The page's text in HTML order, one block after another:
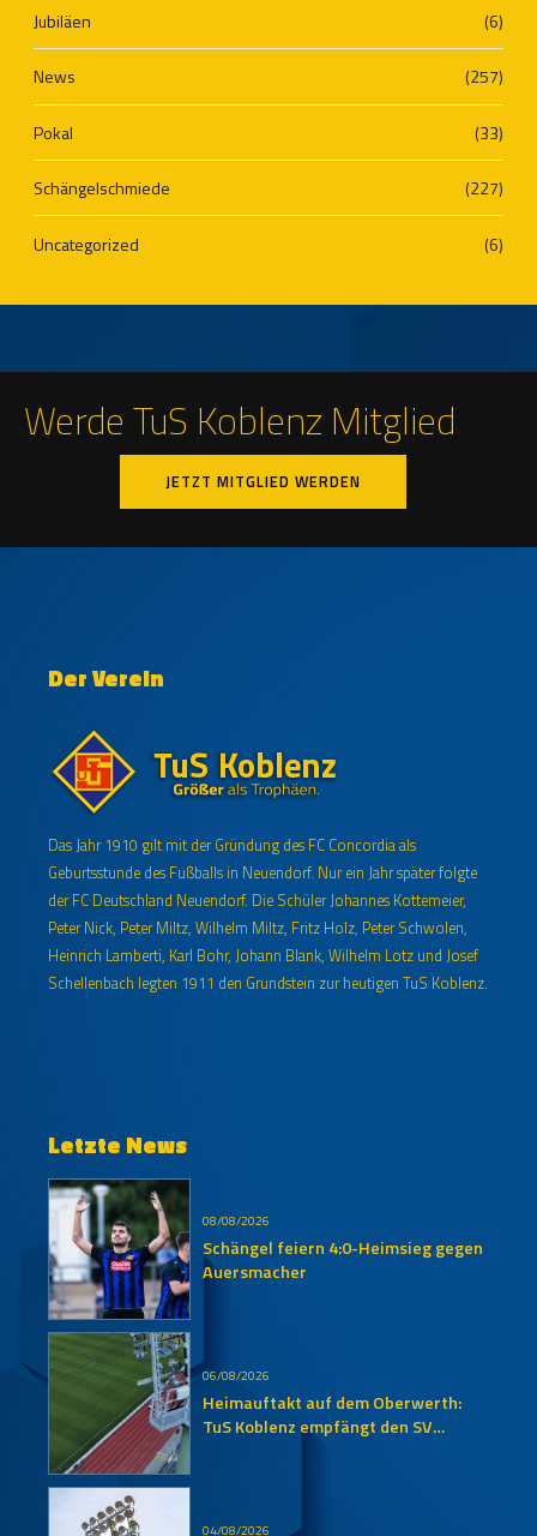
Jubiläen (6)
News (257)
Pokal (33)
Schängelschmiede (227)
Uncategorized (6)
Werde TuS Koblenz Mitglied
JETZT MITGLIED WERDEN
Der Verein
Das Jahr 1910 gilt mit der Gründung des FC Concordia als
Geburtsstunde des Fußballs in Neuendorf. Nur ein Jahr später folgte
der FC Deutschland Neuendorf. Die Schüler Johannes Kottemeier,
Peter Nick, Peter Miltz, Wilhelm Miltz, Fritz Holz, Peter Schwolen,
Heinrich Lamberti, Karl Bohr, Johann Blank, Wilhelm Lotz und Josef
Schellenbach legten 1911 den Grundstein zur heutigen TuS Koblenz.
Letzte News
08/08/2026
Schängel feiern 4:0-Heimsieg gegen
Auersmacher
06/08/2026
Heimauftakt auf dem Oberwerth:
TuS Koblenz empfängt den SV
04/08/2026